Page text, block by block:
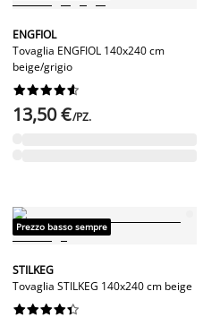
ENGFIOL
Tovaglia ENGFIOL 140x240 cm
beige/grigio






13,50 €/PZ.
Prezzo basso sempre
STILKEG
Tovaglia STILKEG 140x240 cm beige





